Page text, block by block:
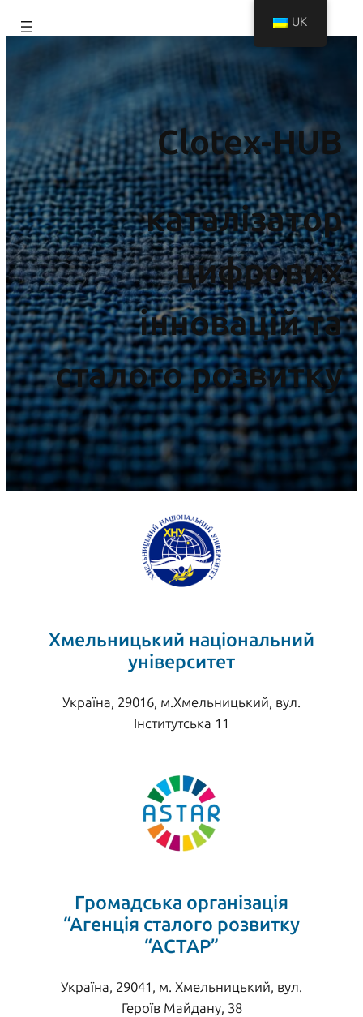
Clotex-HUB
каталізатор
цифрових
інновацій та
сталого розвитку
Хмельницький національний
університет
Україна, 29016, м.Хмельницький, вул.
Інститутська 11
Громадська організація
“Агенція сталого розвитку
“АСТАР”
Україна, 29041, м. Хмельницький, вул.
Героїв Майдану, 38
UK